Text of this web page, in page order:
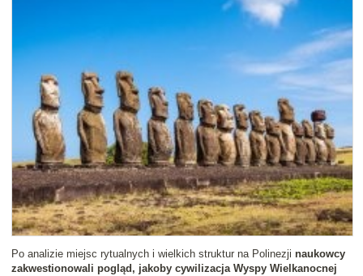
Po analizie miejsc rytualnych i wielkich struktur na Polinezji naukowcy
zakwestionowali pogląd, jakoby cywilizacja Wyspy Wielkanocnej